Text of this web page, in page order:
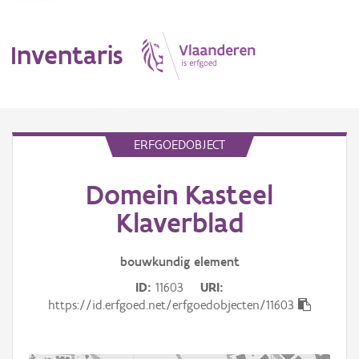
Inventaris
ERFGOEDOBJECT
Domein Kasteel
Klaverblad
bouwkundig element
ID 11603
URI
https://id.erfgoed.net/erfgoedobjecten/11603